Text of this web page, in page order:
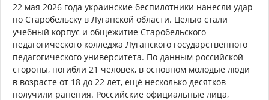
22 мая 2026 года украинские беспилотники нанесли удар
по Старобельску в Луганской области. Целью стали
учебный корпус и общежитие Старобельского
педагогического колледжа Луганского государственного
педагогического университета. По данным российской
стороны, погибли 21 человек, в основном молодые люди
в возрасте от 18 до 22 лет, ещё несколько десятков
получили ранения. Российские официальные лица,